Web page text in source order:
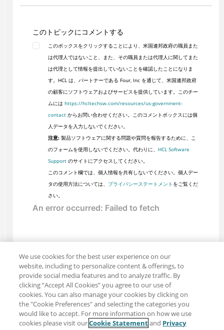
このトピックにコメントする
このボックスをクリックすることにより、米国連邦政府の職員また
は代理人ではないこと、また、その職員または代理人に関してまた
は代理として情報を提出していないことを確認したことになりま
す。HCL は、パートナーである Four, Inc を通じて、米国連邦政府
の顧客にソフトウェアおよびサービスを提供しています。このチー
ムには https://hcltechsw.com/resources/us-government-
contactからお問い合わせください。このコメントボックスには個
人データを入力しないでください。
注意:製品ソフトウェアに関する問題や質問を報告するために、こ
のフォームを使用しないでください。代わりに、 HCL Software
Supportのサイトにアクセスしてください。
このコメント欄では、個人情報を共有しないでください。個人デー
タの使用方法については、 プライバシーステートメント をご覧くだ
さい。
共有: メール ツイッター
We use cookies for the best user experience on our
website, including to personalize content & offerings, to
provide social media features and to analyze traffic. By
clicking “Accept All Cookies” you agree to our use of
cookies. You can also manage your cookies by clicking on
the "Cookie Preferences" and selecting the categories you
would like to accept. For more information on how we use
cookies please visit ourCookie Statementand Privacy